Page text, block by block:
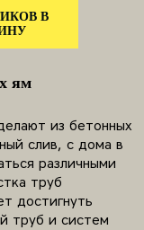
В
ям
из бетонных
слив, с дома в
различными
труб
достигнуть
труб и систем